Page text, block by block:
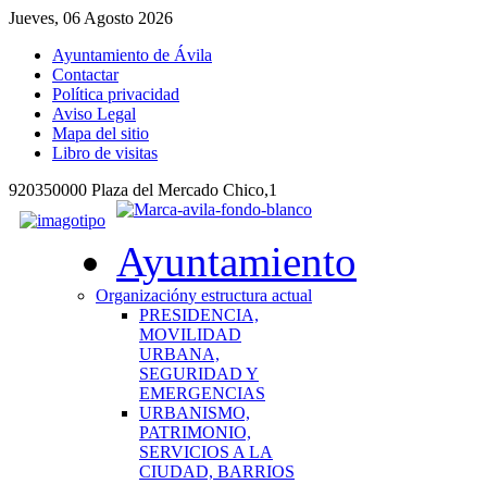
Jueves, 06 Agosto 2026
Ayuntamiento de Ávila
Contactar
Política privacidad
Aviso Legal
Mapa del sitio
Libro de visitas
920350000 Plaza del Mercado Chico,1
Ayuntamiento
Organizacióny estructura actual
PRESIDENCIA,
MOVILIDAD
URBANA,
SEGURIDAD Y
EMERGENCIAS
URBANISMO,
PATRIMONIO,
SERVICIOS A LA
CIUDAD, BARRIOS